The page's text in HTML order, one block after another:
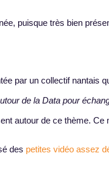
puisque très bien
par un collectif nantais
de la Data pour
autour de ce thème.
des petites vidéo assez